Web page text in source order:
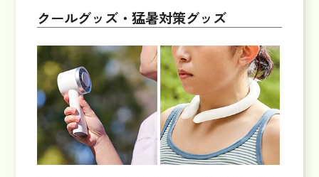
クールグッズ・猛暑対策グッズ